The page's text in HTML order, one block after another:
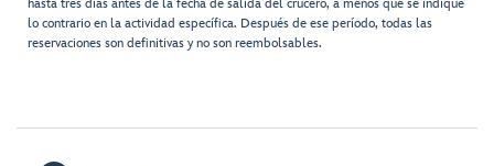
hasta tres días antes de la fecha de salida del crucero, a menos que se indique
lo contrario en la actividad específica. Después de ese período, todas las
reservaciones son definitivas y no son reembolsables.